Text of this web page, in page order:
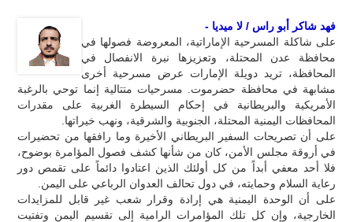
فهد شاكر أبو راس / لا ميديا -
على شاكلة المسرحية الإماراتية، المعروضة فصولها في
محافظة عدن المحتلة، وتعزيزها نبرة الانفصال في
المحافظة، تريد دويلة الإمارات عرض مسرحية أخرى
مشابهة في محافظة حضرموت. مسرحيات متتالية إنما توحي بالرغبة
الأمريكية والبريطانية في إحكام السيطرة الغربية على مقدرات
المحافظات اليمنية المحتلة، الجنوبية والشرقية، ونهب خيراتها.
على أن تصريحات السفير البريطاني الأخيرة وما رافقها من تحضيرات
في أروقة مجلس الأمن، كان من شأنها كشف فصول المؤامرة بوضوح،
فلا أحد معفي أبداً من كل أولئك الذين اعتادوا دائماً على تقمص دور
رعاية السلام وحمايته، في دول تحالف العدوان الرباعي على اليمن.
على أن الوحدة اليمنية هي إرادة وقرار شعب غير قابل للمزايدات
الخارجية، وإن كل تلك المؤامرات الرامية إلى تقسيم اليمن وتفتيت